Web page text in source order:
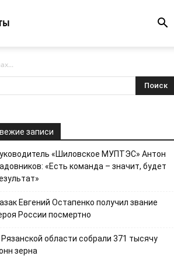
записи
«Шиловское МУПТЭС» Антон
«Есть команда – значит, будет
Евгений Остапенко получил звание
России посмертно
Рязанской области собрали 371 тысячу
зерна